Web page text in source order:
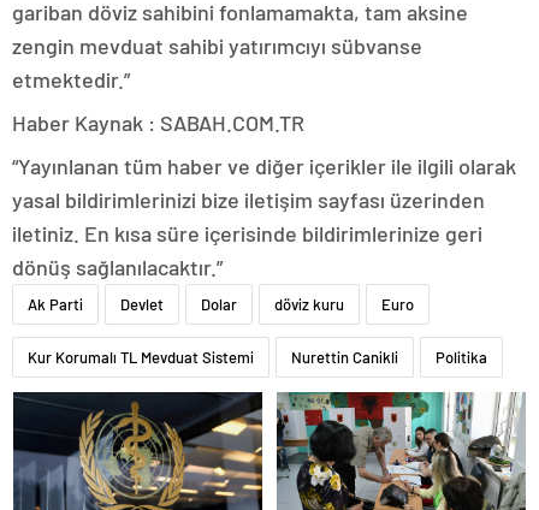
gariban döviz sahibini fonlamamakta, tam aksine
zengin mevduat sahibi yatırımcıyı sübvanse
etmektedir.”
Haber Kaynak : SABAH.COM.TR
“Yayınlanan tüm haber ve diğer içerikler ile ilgili olarak
yasal bildirimlerinizi bize iletişim sayfası üzerinden
iletiniz. En kısa süre içerisinde bildirimlerinize geri
dönüş sağlanılacaktır.”
Ak Parti Devlet Dolar döviz kuru Euro
Kur Korumalı TL Mevduat Sistemi Nurettin Canikli Politika